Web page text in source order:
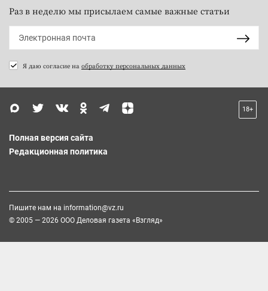
Раз в неделю мы присылаем самые важные статьи
Я даю согласие на обработку персональных данных
18+
Полная версия сайта
Редакционная политика
Пишите нам на information@vz.ru
© 2005 — 2026 ООО Деловая газета «Взгляд»